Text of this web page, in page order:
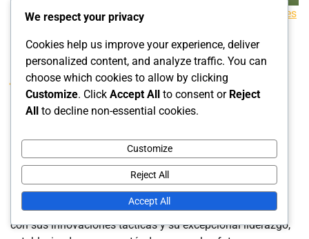
Impacto de los Jugadores de Fútbol Alemanes
Lothar Matthäus: Influencia en el
juego del mediocampo, legado de
liderazgo, impacto como entrenador
27/02/2026
0
Lothar Matthäus revolucionó el juego en el mediocampo
con sus innovaciones tácticas y su excepcional liderazgo,
We respect your privacy
Cookies help us improve your experience, deliver
personalized content, and analyze traffic. You can
choose which cookies to allow by clicking
Customize. Click Accept All to consent or Reject
All to decline non-essential cookies.
Customize
Reject All
Accept All